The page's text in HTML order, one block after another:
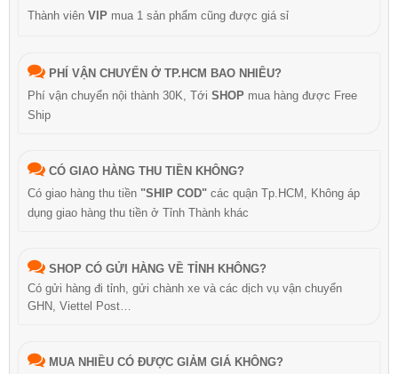
Thành viên VIP mua 1 sản phẩm cũng được giá sỉ
PHÍ VẬN CHUYỂN Ở TP.HCM BAO NHIÊU?
Phí vận chuyển nội thành 30K, Tới SHOP mua hàng được Free
Ship
CÓ GIAO HÀNG THU TIỀN KHÔNG?
Có giao hàng thu tiền "SHIP COD" các quận Tp.HCM, Không áp
dụng giao hàng thu tiền ở Tỉnh Thành khác
SHOP CÓ GỬI HÀNG VỀ TỈNH KHÔNG?
Có gửi hàng đi tỉnh, gửi chành xe và các dịch vụ vận chuyển
GHN, Viettel Post…
MUA NHIỀU CÓ ĐƯỢC GIẢM GIÁ KHÔNG?